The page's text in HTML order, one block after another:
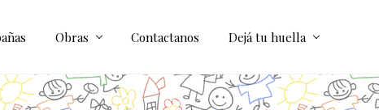
Obras Contactanos Dejá tu huella